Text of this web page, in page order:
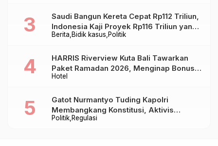
Berita Bidik kasus Politik
Saudi Bangun Kereta Cepat Rp112 Triliun,
Indonesia Kaji Proyek Rp116 Triliun yang
Baru Sampai Bandung
Hotel
HARRIS Riverview Kuta Bali Tawarkan
Paket Ramadan 2026, Menginap Bonus
Takjil hingga Bukber Mulai Rp88.888
Politik Regulasi
Gatot Nurmantyo Tuding Kapolri
Membangkang Konstitusi, Aktivis
Tegaskan Polri Tak Punya Sejarah